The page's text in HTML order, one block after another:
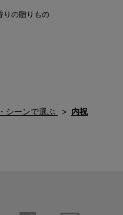
りの贈りもの
シーンで選ぶ
内祝